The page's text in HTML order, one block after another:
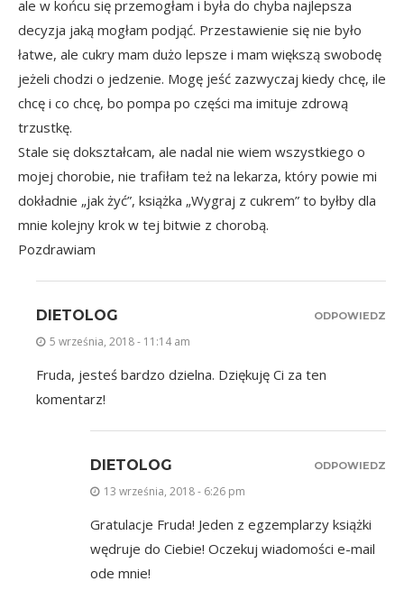
ale w końcu się przemogłam i była do chyba najlepsza
decyzja jaką mogłam podjąć. Przestawienie się nie było
łatwe, ale cukry mam dużo lepsze i mam większą swobodę
jeżeli chodzi o jedzenie. Mogę jeść zazwyczaj kiedy chcę, ile
chcę i co chcę, bo pompa po części ma imituje zdrową
trzustkę.
Stale się dokształcam, ale nadal nie wiem wszystkiego o
mojej chorobie, nie trafiłam też na lekarza, który powie mi
dokładnie „jak żyć”, książka „Wygraj z cukrem” to byłby dla
mnie kolejny krok w tej bitwie z chorobą.
Pozdrawiam
DIETOLOG
5 września, 2018 - 11:14 am
Fruda, jesteś bardzo dzielna. Dziękuję Ci za ten
komentarz!
ODPOWIEDZ
DIETOLOG
13 września, 2018 - 6:26 pm
Gratulacje Fruda! Jeden z egzemplarzy książki
wędruje do Ciebie! Oczekuj wiadomości e-mail
ode mnie!
ODPOWIEDZ